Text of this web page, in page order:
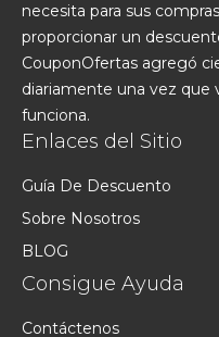
necesita para sus
proporcionar un
CouponOfertas agregó
diariamente una vez que
funciona.
Enlaces del Sitio
Guía De Descuento
Sobre Nosotros
BLOG
Consigue Ayuda
Contáctenos